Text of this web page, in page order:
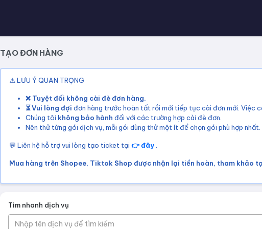
TẠO ĐƠN HÀNG
⚠️ LƯU Ý QUAN TRỌNG
❌ Tuyệt đối không cài đè đơn hàng.
⏳ Vui lòng đợi đơn hàng trước hoàn tất rồi mới tiếp tục cài đơn mới. Việc
Chúng tôi không bảo hành đối với các trường hợp cài đè đơn.
Nên thử từng gói dịch vụ, mỗi gói dùng thử một ít để chọn gói phù hợp nhất.
💬 Liên hệ hỗ trợ vui lòng tạo ticket tại 👉 đây
Mua hàng trên Shopee, Tiktok Shop được nhận lại tiền hoàn, tham khảo
Tìm nhanh dịch vụ
Nhập tên dịch vụ để tìm kiếm